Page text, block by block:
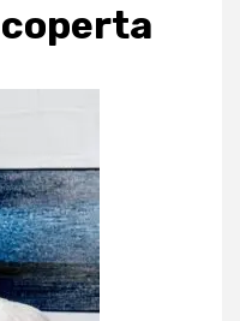
coperta